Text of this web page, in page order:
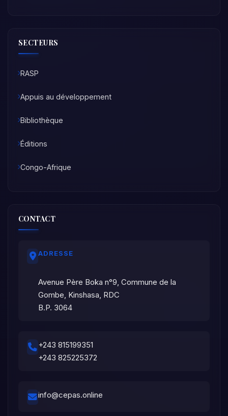
SECTEURS
RASP
Appuis au développement
Bibliothèque
Éditions
Congo-Afrique
CONTACT
ADRESSE
Avenue Père Boka n°9, Commune de la
Gombe, Kinshasa, RDC
B.P. 3064
+243 815199351
+243 825225372
info@cepas.online